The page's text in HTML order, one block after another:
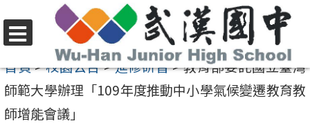
至
要
內
選
單
首頁>校園公告>進修研習>教育部委託國立臺灣
師範大學辦理「109年度推動中小學氣候變遷教育教
師增能會議」